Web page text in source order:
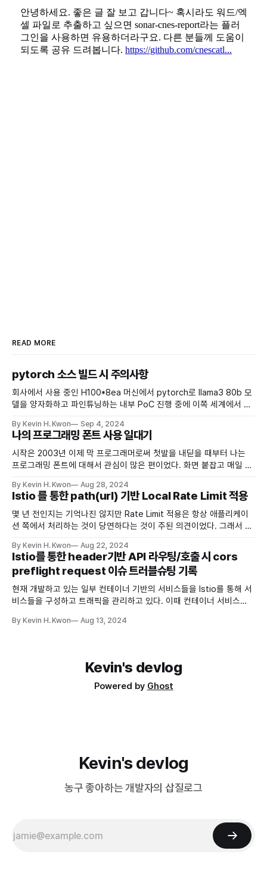
READ MORE
pytorch 소스 빌드 시 주의사항
회사에서 사용 중인 H100*8ea 머신에서 pytorch로 llama3 80b 모
델을 양자화하고 파인튜닝하는 내부 PoC 진행 중에 이쪽 세계에서 꽤
(run with NCCL_DEBUG=INFO for details), NCCL version
2.xx.x 진짜 불친절하게도 NCCL_DEBUG=INFO 를 주고 로그 레벨을
더 내리고
By Kevin H. Kwon Sep 4, 2024
나의 프로그래밍 폰트 사용 일대기
시작은 2003년 이제 막 프로그래머로써 첫발을 내딛을 때부터 나는
프로그래밍 폰트에 대해서 관심이 많은 편이었다. 화면 붙잡고 매일 글
에 좀더 미려하고 조화스러운 폰트를 찾는 것이 어찌보면 약간 본능(?)
적으로 관심을 가졌던게 아닌가 싶기도 하고 말이다. 최근까지도 이 주
체할 수 없는 본능에 따라
By Kevin H. Kwon Aug 28, 2024
Istio 를 통한 path(url) 기반 Local Rate Limit 적용
몇 년 전인지는 기억나진 않지만 Rate Limit 적용은 항상 애플리케이
션 쪽에서 처리하는 것이 당연하다는 것이 주된 의견이었다. 그래서 그
다. 이제는 당연하게도 Istio와 같은 Service Mesh쪽에서 처리하는
것이 응당 맞다고 생각되는 것이 개발 세상이 이제 점점 더 클라우드향
으로 이동된다는 느낌이다. 강력한
By Kevin H. Kwon Aug 22, 2024
Istio를 통한 header기반 API 라우팅/호출 시 cors
preflight request 이슈 트러블슈팅 기록
현재 개발하고 있는 일부 컨테이너 기반의 서비스들을 Istio를 통해 서
비스들을 구성하고 트래픽을 관리하고 있다. 이때 컨테이너 서비스
애로 사항이 있어 Istio에서 header 기반으로 특별한 헤더가 있는 경
By Kevin H. Kwon Aug 13, 2024
Kevin's devlog
Powered by Ghost
Kevin's devlog
농구 좋아하는 개발자의 삽질로그